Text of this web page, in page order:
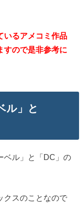
いるアメコミ作品
すので是非参考に
ル」と
ベル」と「DC」の
クスのことなので